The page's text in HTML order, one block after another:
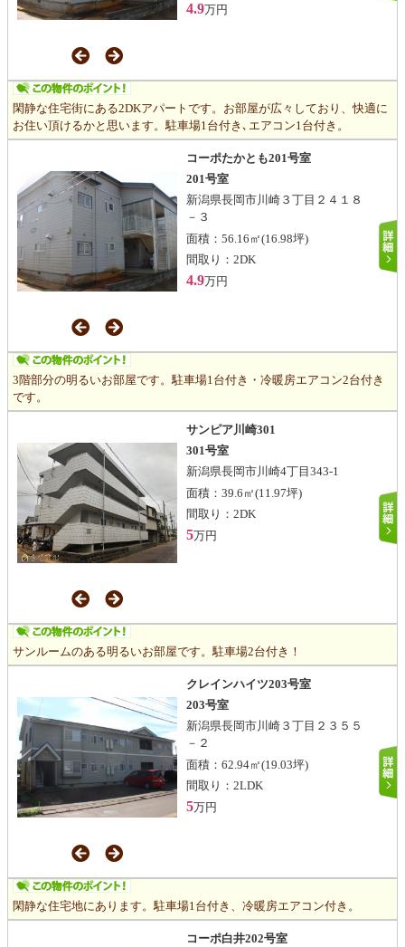
4.9万円
閑静な住宅街にある2DKアパートです。お部屋が広々しており、快適に
お住い頂けるかと思います。駐車場1台付き､エアコン1台付き。
コーポたかとも201号室
201号室
新潟県長岡市川崎３丁目２４１８
－３
面積： 56.16㎡(16.98坪)
間取り： 2DK
4.9万円
3階部分の明るいお部屋です。駐車場1台付き・冷暖房エアコン2台付き
です。
サンピア川崎301
301号室
新潟県長岡市川崎4丁目343-1
面積： 39.6㎡(11.97坪)
間取り： 2DK
5万円
サンルームのある明るいお部屋です。駐車場2台付き！
クレインハイツ203号室
203号室
新潟県長岡市川崎３丁目２３５５
－２
面積： 62.94㎡(19.03坪)
間取り： 2LDK
5万円
閑静な住宅地にあります。駐車場1台付き、冷暖房エアコン付き。
コーポ白井202号室